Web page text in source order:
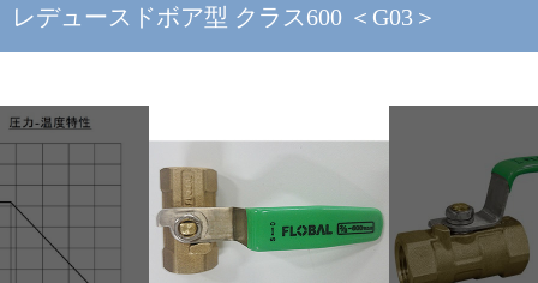
レデュースドボア型 クラス600 ＜G03＞